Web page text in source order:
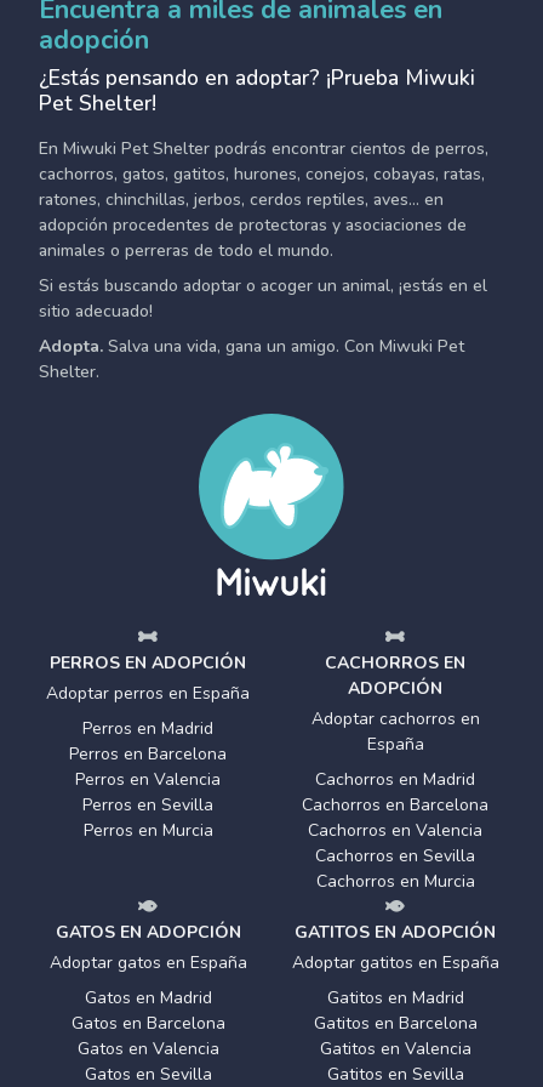
Encuentra a miles de animales en
adopción
¿Estás pensando en adoptar? ¡Prueba Miwuki
Pet Shelter!
En Miwuki Pet Shelter podrás encontrar cientos de perros,
cachorros, gatos, gatitos, hurones, conejos, cobayas, ratas,
ratones, chinchillas, jerbos, cerdos reptiles, aves... en
adopción procedentes de protectoras y asociaciones de
animales o perreras de todo el mundo.
Si estás buscando adoptar o acoger un animal, ¡estás en el
sitio adecuado!
Adopta. Salva una vida, gana un amigo. Con Miwuki Pet
Shelter.
PERROS EN ADOPCIÓN
Adoptar perros en España
Perros en Madrid
Perros en Barcelona
Perros en Valencia
Perros en Sevilla
Perros en Murcia
CACHORROS EN
ADOPCIÓN
Adoptar cachorros en
España
Cachorros en Madrid
Cachorros en Barcelona
Cachorros en Valencia
Cachorros en Sevilla
Cachorros en Murcia
GATOS EN ADOPCIÓN
Adoptar gatos en España
Gatos en Madrid
Gatos en Barcelona
Gatos en Valencia
Gatos en Sevilla
GATITOS EN ADOPCIÓN
Adoptar gatitos en España
Gatitos en Madrid
Gatitos en Barcelona
Gatitos en Valencia
Gatitos en Sevilla